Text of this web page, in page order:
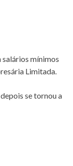
mínimos
Limitada.
se tornou a